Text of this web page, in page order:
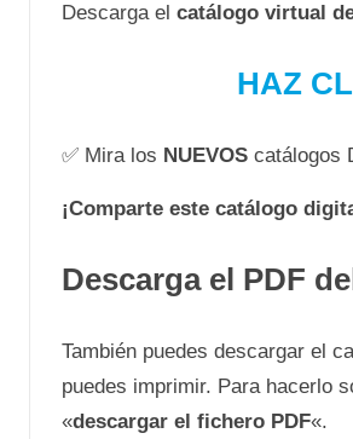
Descarga el catálogo virtual
HAZ
✅ Mira los NUEVOScatálogos
¡Comparte este catálogo
Descarga el PDF
También puedes descargar el
puedes imprimir. Para hacerlo
«descargar el fichero PDF«.